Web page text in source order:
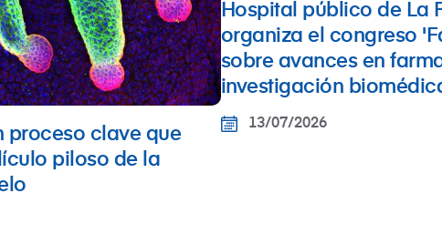
proceso clave que
piloso de la
Hospital público de La
organiza el congreso
sobre avances en
investigación
13/07/2026